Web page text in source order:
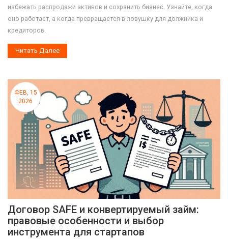
избежать распродажи активов и сохранить бизнес. Узнайте, когда
оно работает, а когда превращается в ловушку для должника и
кредиторов.
Читать Далее
ФЕВ, 15
2026
Договор SAFE и конвертируемый займ:
правовые особенности и выбор
инструмента для стартапов